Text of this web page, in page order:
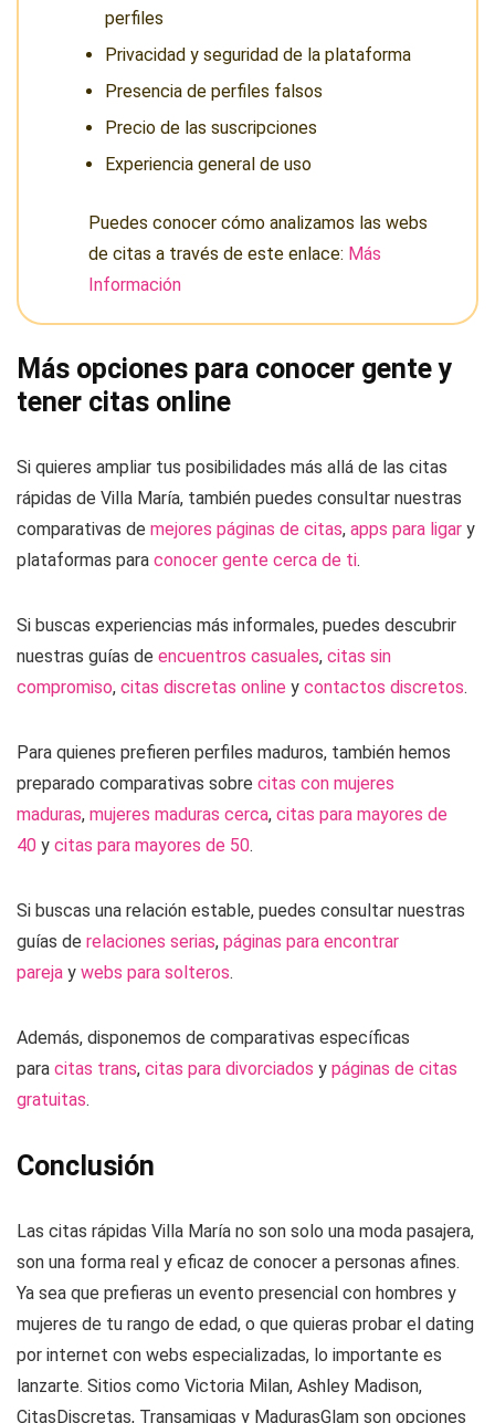
perfiles
Privacidad y seguridad de la plataforma
Presencia de perfiles falsos
Precio de las suscripciones
Experiencia general de uso
Puedes conocer cómo analizamos las webs
de citas a través de este enlace: Más
Información
Más opciones para conocer gente y
tener citas online
Si quieres ampliar tus posibilidades más allá de las citas
rápidas de Villa María, también puedes consultar nuestras
comparativas de mejores páginas de citas, apps para ligar y
plataformas para conocer gente cerca de ti.
Si buscas experiencias más informales, puedes descubrir
nuestras guías de encuentros casuales, citas sin
compromiso, citas discretas online y contactos discretos.
Para quienes prefieren perfiles maduros, también hemos
preparado comparativas sobre citas con mujeres
maduras, mujeres maduras cerca, citas para mayores de
40 y citas para mayores de 50.
Si buscas una relación estable, puedes consultar nuestras
guías de relaciones serias, páginas para encontrar
pareja y webs para solteros.
Además, disponemos de comparativas específicas
para citas trans, citas para divorciados y páginas de citas
gratuitas.
Conclusión
Las citas rápidas Villa María no son solo una moda pasajera,
son una forma real y eficaz de conocer a personas afines.
Ya sea que prefieras un evento presencial con hombres y
mujeres de tu rango de edad, o que quieras probar el dating
por internet con webs especializadas, lo importante es
lanzarte. Sitios como Victoria Milan, Ashley Madison,
CitasDiscretas, Transamigas y MadurasGlam son opciones